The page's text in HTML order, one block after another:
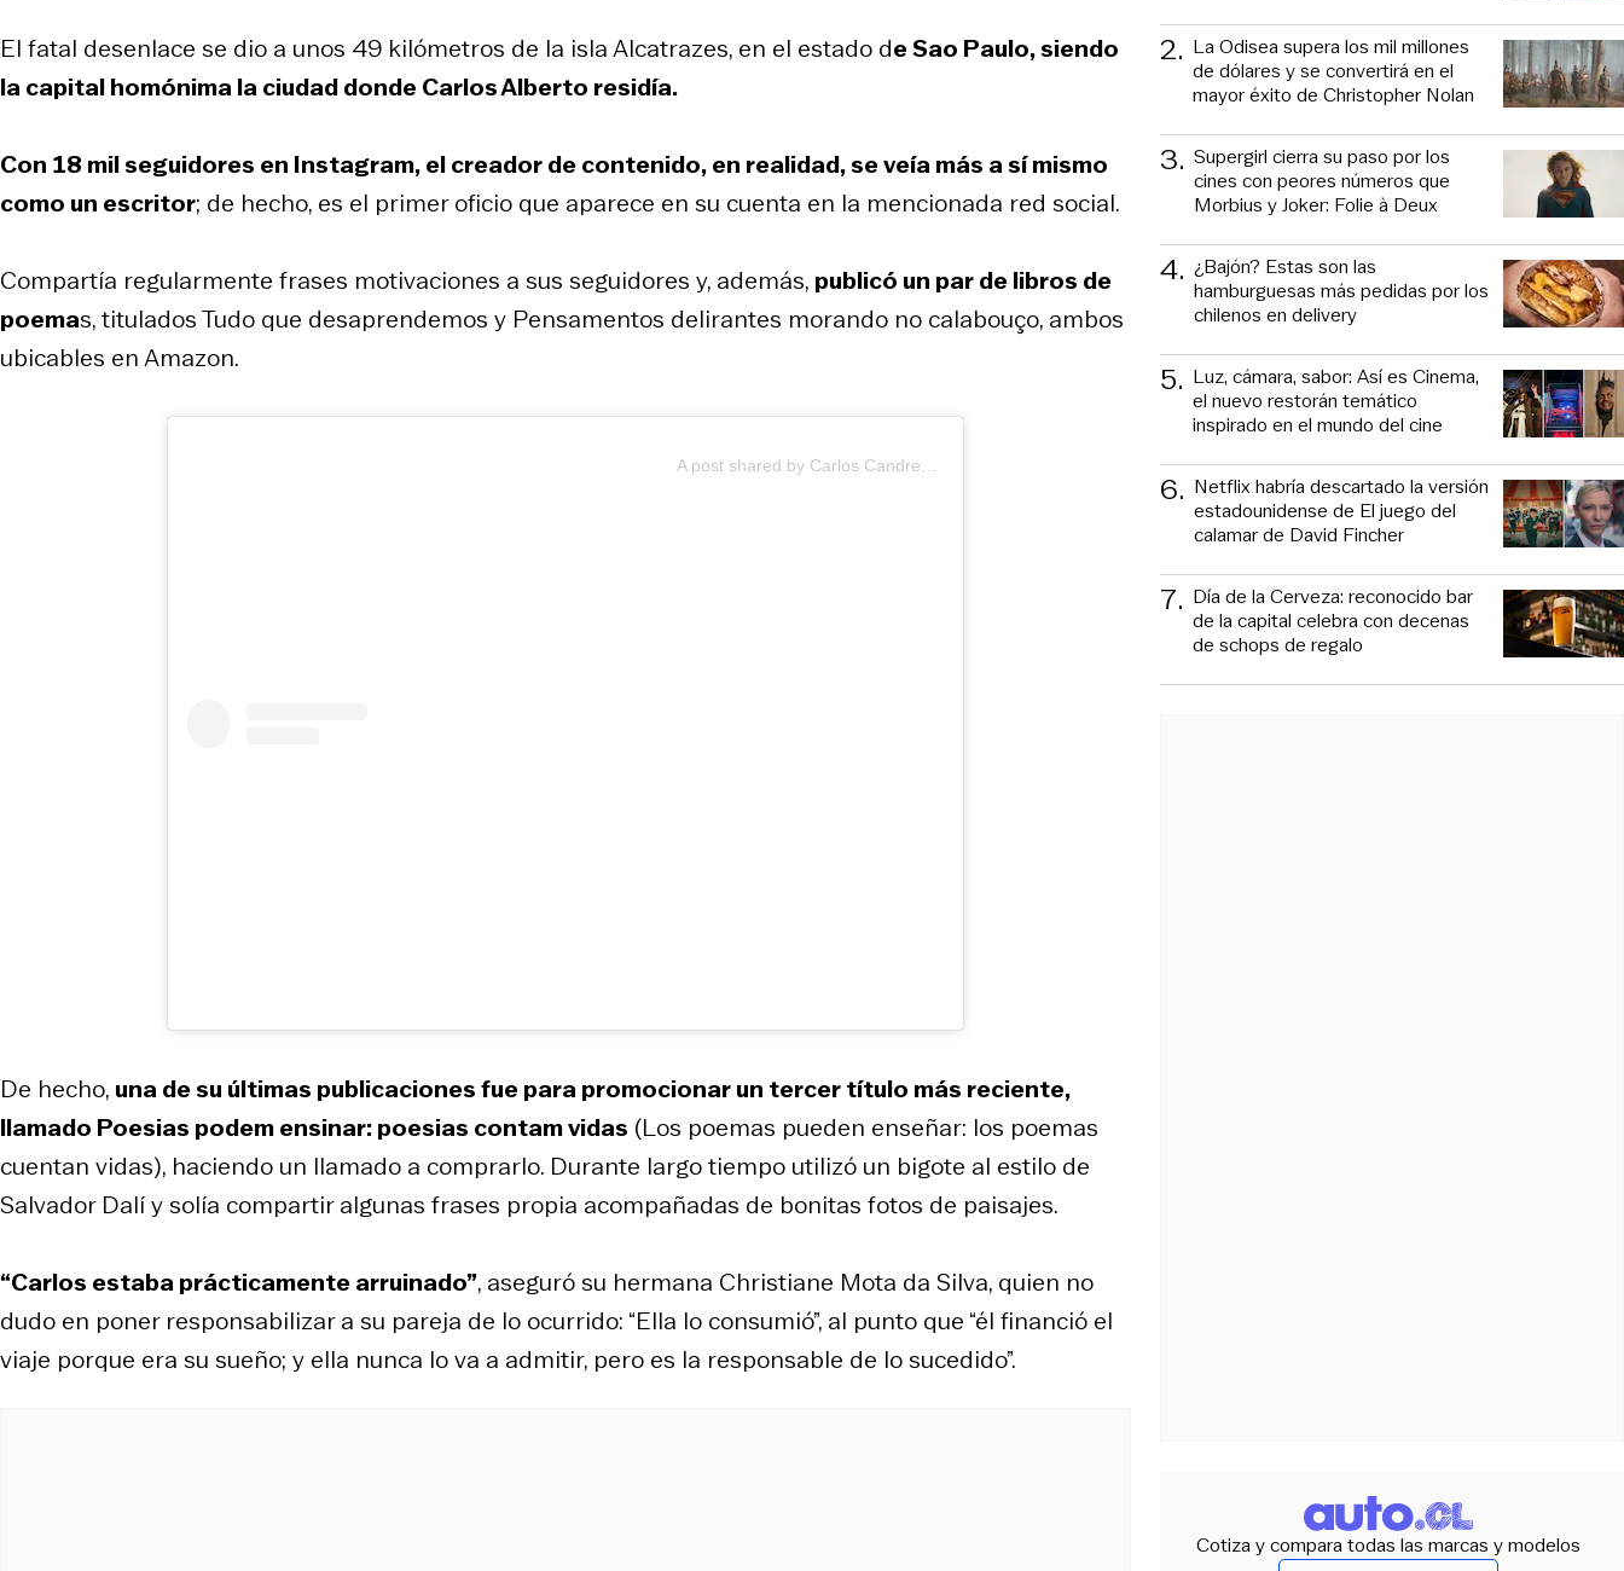
El fatal desenlace se dio a unos 49 kilómetros de la isla Alcatrazes, en el estado de Sao Paulo, siendo
la capital homónima la ciudad donde Carlos Alberto residía.
Con 18 mil seguidores en Instagram, el creador de contenido, en realidad, se veía más a sí mismo
como un escritor; de hecho, es el primer oficio que aparece en su cuenta en la mencionada red social.
Compartía regularmente frases motivaciones a sus seguidores y, además, publicó un par de libros de
poemas, tituladosTudo que desaprendemos y Pensamentos delirantes morando no calabouço, ambos
ubicables en Amazon.
De hecho, una de su últimas publicaciones fue para promocionar un tercer título más reciente,
llamado Poesias podem ensinar: poesias contam vidas (Los poemas pueden enseñar: los poemas
cuentan vidas), haciendo un llamado a comprarlo. Durante largo tiempo utilizó un bigote al estilo de
Salvador Dalí y solía compartir algunas frases propia acompañadas de bonitas fotos de paisajes.
“Carlos estaba prácticamente arruinado”, aseguró su hermana Christiane Mota da Silva, quien no
dudo en poner responsabilizar a su pareja de lo ocurrido: “Ella lo consumió”, al punto que “él financió el
viaje porque era su sueño; y ella nunca lo va a admitir, pero es la responsable de lo sucedido”.
2. La Odisea supera los mil millones
de dólares y se convertirá en el
mayor éxito de Christopher Nolan
3. Supergirl cierra su paso por los
cines con peores números que
Morbius y Joker: Folie à Deux
4. ¿Bajón? Estas son las
hamburguesas más pedidas por los
chilenos en delivery
5. Luz, cámara, sabor: Así es Cinema,
el nuevo restorán temático
inspirado en el mundo del cine
6. Netflix habría descartado la versión
estadounidense de El juego del
calamar de David Fincher
7. Día de la Cerveza: reconocido bar
de la capital celebra con decenas
de schops de regalo
Cotiza y compara todas las marcas y modelos